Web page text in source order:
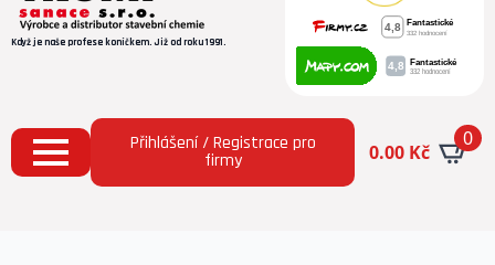
Když je naše profese koníčkem. Již od roku 1991.
Přihlášení / Registrace pro
firmy 0.00 Kč
0
Domů
Všechny produkty
AquaSalt Stop® (10 l)